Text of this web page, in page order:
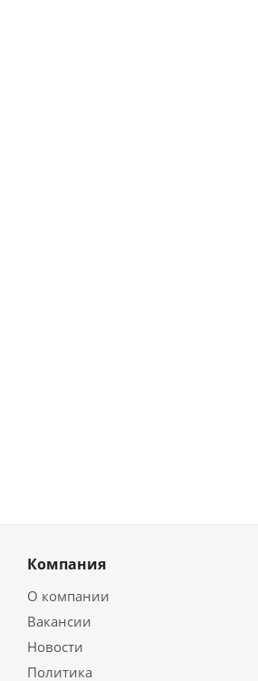
Компания
О компании
Вакансии
Новости
Политика